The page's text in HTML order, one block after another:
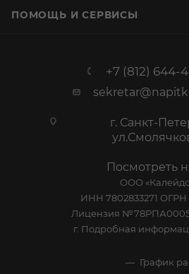
ПОМОЩЬ И СЕРВИСЫ
+7 (812) 644-
г. Санкт-
Посмотреть
ООО
ИНН 7802833271 ОГРН
Лицензия
г. Подробная
График